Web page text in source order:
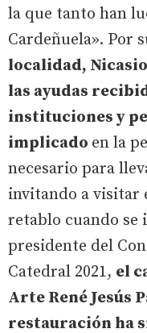
la que tanto han
Cardeñuela». Por
localidad,
las ayudas
instituciones y
implicado en la
necesario para
invitando a visitar
retablo cuando
presidente del
Catedral 2021, el
Arte René Jesús
restauración ha